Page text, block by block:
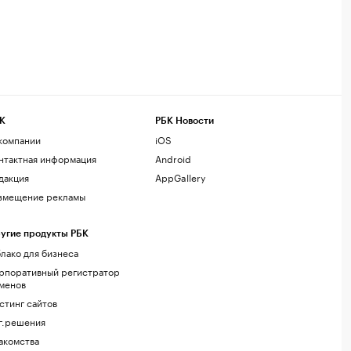
информация
рекламы
продукты РБК
для бизнеса
регистратор
сайтов
РБК Новости
iOS
Android
AppGallery